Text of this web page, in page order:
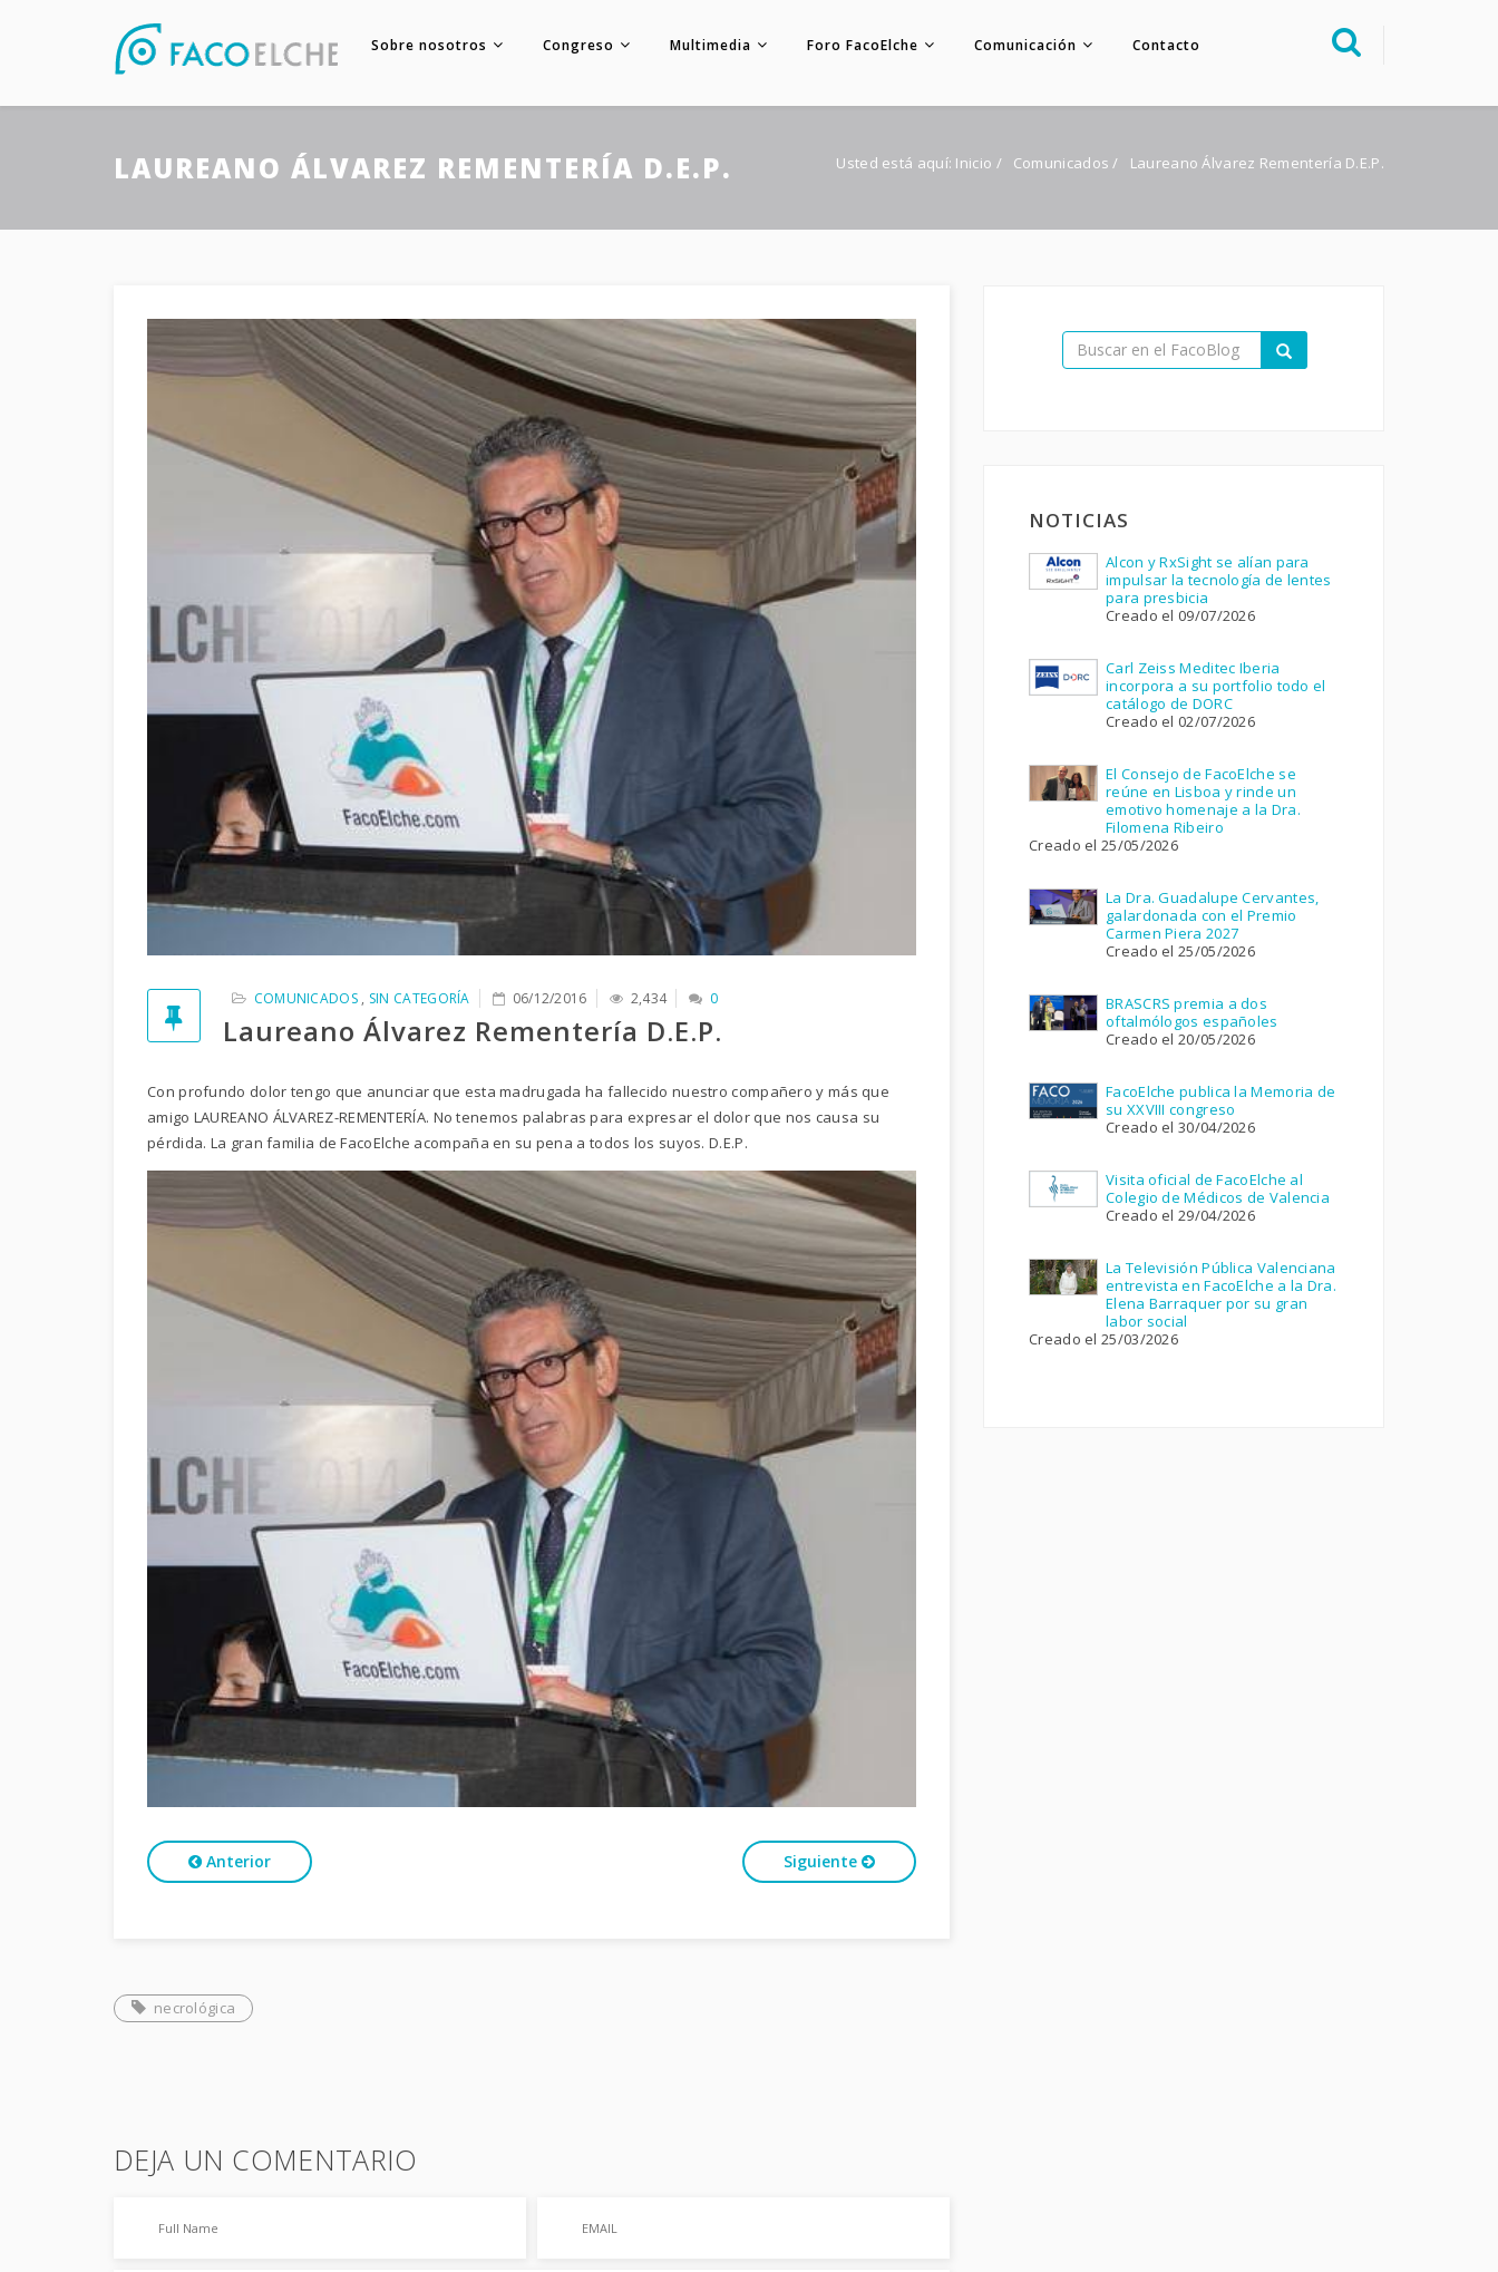
Sobre nosotros Congreso Multimedia Foro FacoElche Comunicación Contacto
Foro FacoElche
Contacto
LAUREANO ÁLVAREZ REMENTERÍA D.E.P. Usted está aquí: Inicio / Comunicados / Laureano Álvarez Rementería D.E.P.
COMUNICADOS, SIN CATEGORÍA 06/12/2016 2,434 0
Laureano Álvarez Rementería D.E.P.
Con profundo dolor tengo que anunciar que esta madrugada ha fallecido nuestro compañero y más que
amigo LAUREANO ÁLVAREZ-REMENTERÍA. No tenemos palabras para expresar el dolor que nos causa su
pérdida. La gran familia de FacoElche acompaña en su pena a todos los suyos. D.E.P.
Anterior Siguiente
necrológica
DEJA UN COMENTARIO
NOTICIAS
Alcon y RxSight se alían para
impulsar la tecnología de lentes
para presbicia
Creado el 09/07/2026
Carl Zeiss Meditec Iberia
incorpora a su portfolio todo el
catálogo de DORC
Creado el 02/07/2026
El Consejo de FacoElche se
reúne en Lisboa y rinde un
emotivo homenaje a la Dra.
Filomena Ribeiro
Creado el 25/05/2026
La Dra. Guadalupe Cervantes,
galardonada con el Premio
Carmen Piera 2027
Creado el 25/05/2026
BRASCRS premia a dos
oftalmólogos españoles
Creado el 20/05/2026
FacoElche publica la Memoria de
su XXVIII congreso
Creado el 30/04/2026
Visita oficial de FacoElche al
Colegio de Médicos de Valencia
Creado el 29/04/2026
La Televisión Pública Valenciana
entrevista en FacoElche a la Dra.
Elena Barraquer por su gran
labor social
Creado el 25/03/2026